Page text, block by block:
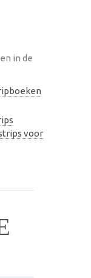
in de
voor